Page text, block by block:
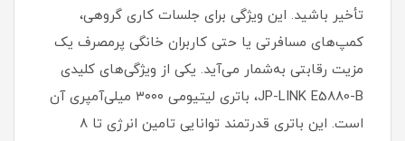
تأخیر باشید. این ویژگی برای جلسات کاری گروهی،
کمپ‌های مسافرتی یا حتی کاربران خانگی پرمصرف یک
مزیت رقابتی به‌شمار می‌آید. یکی از ویژگی‌های کلیدی
JP-LINK E5880-B، باتری لیتیومی ۳۰۰۰ میلی‌آمپری آن
است. این باتری قدرتمند توانایی تامین انرژی تا ۸